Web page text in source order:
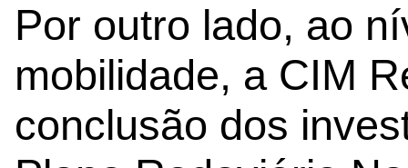
Por outro lado, ao
mobilidade, a CIM
conclusão dos